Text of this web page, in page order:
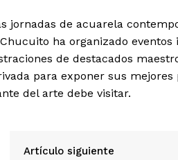
Prensa
jornadas de acuarela
ha organizado
de destacados
para exponer sus
del arte debe visitar.
Artículo siguiente